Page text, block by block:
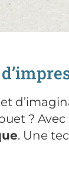
? Avec
. Une